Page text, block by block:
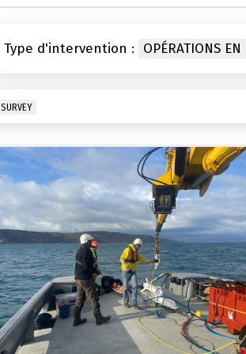
Type d'intervention : OPÉRATIONS EN
SURVEY